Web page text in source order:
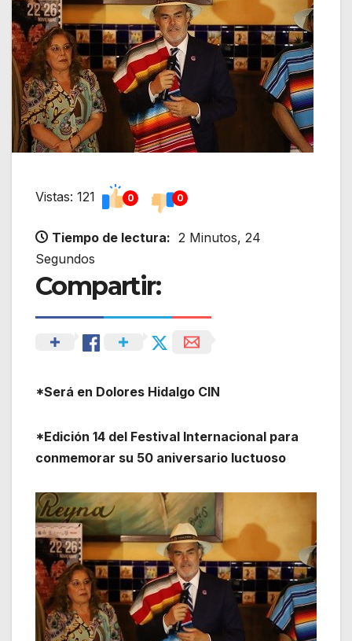
Vistas: 121 0 0
Tiempo de lectura: 2 Minutos, 24
Segundos
Compartir:
*Será en Dolores Hidalgo CIN
*Edición 14 del Festival Internacional para
conmemorar su 50 aniversario luctuoso